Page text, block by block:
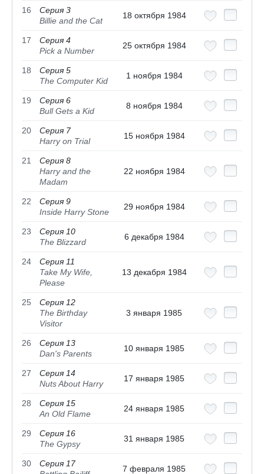
16
Серия 3
Billie and the Cat
18 октября 1984
17
Серия 4
Pick a Number
25 октября 1984
18
Серия 5
The Computer Kid
1 ноября 1984
19
Серия 6
Bull Gets a Kid
8 ноября 1984
20
Серия 7
Harry on Trial
15 ноября 1984
21
Серия 8
Harry and the
Madam
22 ноября 1984
22
Серия 9
Inside Harry Stone
29 ноября 1984
23
Серия 10
The Blizzard
6 декабря 1984
24
Серия 11
Take My Wife,
Please
13 декабря 1984
25
Серия 12
The Birthday
Visitor
3 января 1985
26
Серия 13
Dan's Parents
10 января 1985
27
Серия 14
Nuts About Harry
17 января 1985
28
Серия 15
An Old Flame
24 января 1985
29
Серия 16
The Gypsy
31 января 1985
30
Серия 17
7 февраля 1985